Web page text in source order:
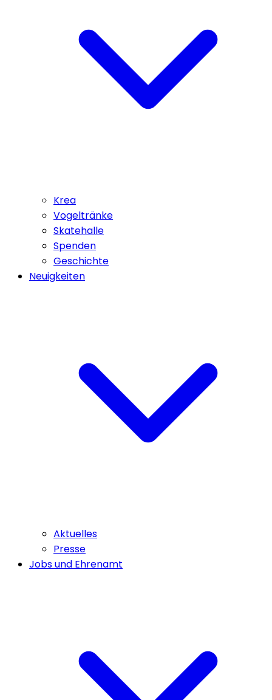
Krea
Vogeltränke
Skatehalle
Spenden
Geschichte
Neuigkeiten
Aktuelles
Presse
Jobs und Ehrenamt